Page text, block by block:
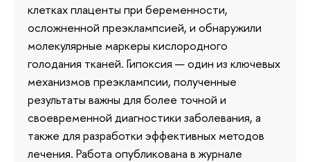
клетках плаценты при беременности,
осложненной преэклампсией, и обнаружили
молекулярные маркеры кислородного
голодания тканей. Гипоксия — один из ключевых
механизмов преэклампсии, полученные
результаты важны для более точной и
своевременной диагностики заболевания, а
также для разработки эффективных методов
лечения. Работа опубликована в журнале